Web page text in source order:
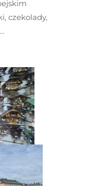
czekolady,